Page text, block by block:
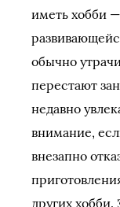
иметь хобби
обычно
перестают
недавно
внимание,
внезапно
других хобби.